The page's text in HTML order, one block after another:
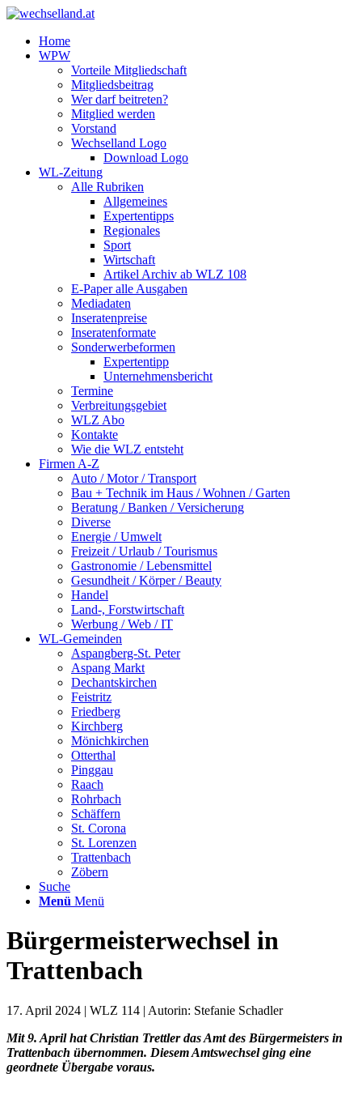
Home
WPW
Vorteile Mitgliedschaft
Mitgliedsbeitrag
Wer darf beitreten?
Mitglied werden
Vorstand
Wechselland Logo
Download Logo
WL-Zeitung
Alle Rubriken
Allgemeines
Expertentipps
Regionales
Sport
Wirtschaft
Artikel Archiv ab WLZ 108
E-Paper alle Ausgaben
Mediadaten
Inseratenpreise
Inseratenformate
Sonderwerbeformen
Expertentipp
Unternehmensbericht
Termine
Verbreitungsgebiet
WLZ Abo
Kontakte
Wie die WLZ entsteht
Firmen A-Z
Auto / Motor / Transport
Bau + Technik im Haus / Wohnen / Garten
Beratung / Banken / Versicherung
Diverse
Energie / Umwelt
Freizeit / Urlaub / Tourismus
Gastronomie / Lebensmittel
Gesundheit / Körper / Beauty
Handel
Land-, Forstwirtschaft
Werbung / Web / IT
WL-Gemeinden
Aspangberg-St. Peter
Aspang Markt
Dechantskirchen
Feistritz
Friedberg
Kirchberg
Mönichkirchen
Otterthal
Pinggau
Raach
Rohrbach
Schäffern
St. Corona
St. Lorenzen
Trattenbach
Zöbern
Suche
Menü Menü
Bürgermeisterwechsel in
Trattenbach
17. April 2024 | WLZ 114 | Autorin: Stefanie Schadler
Mit 9. April hat Christian Trettler das Amt des Bürgermeisters in
Trattenbach übernommen. Diesem Amtswechsel ging eine
geordnete Übergabe voraus.